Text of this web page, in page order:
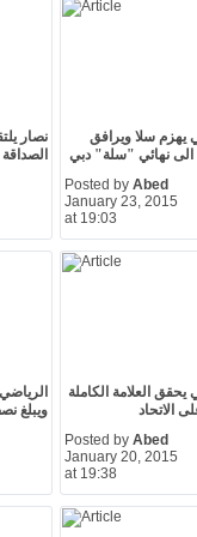
نصار
يهزم سلا ويرافق
الى نهائي "سلة" دبي
Posted by Abed
January 23, 2015
at 19:03
ويبلغ
يحقق العلامة الكاملة
الاتحاد
Posted by Abed
January 20, 2015
at 19:38